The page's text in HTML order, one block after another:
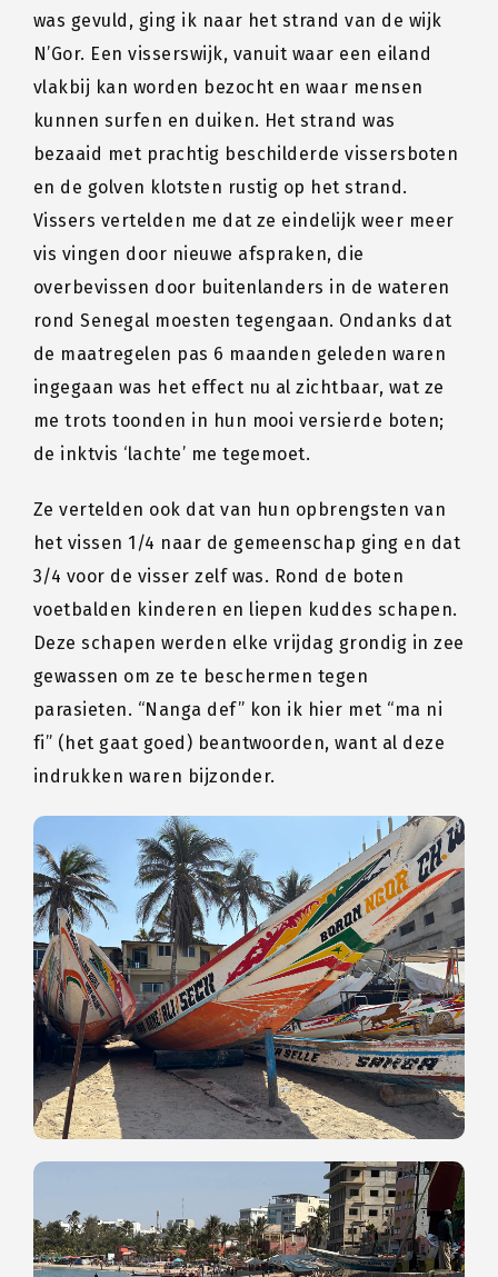
was gevuld, ging ik naar het strand van de wijk
N’Gor. Een visserswijk, vanuit waar een eiland
vlakbij kan worden bezocht en waar mensen
kunnen surfen en duiken. Het strand was
bezaaid met prachtig beschilderde vissersboten
en de golven klotsten rustig op het strand.
Vissers vertelden me dat ze eindelijk weer meer
vis vingen door nieuwe afspraken, die
overbevissen door buitenlanders in de wateren
rond Senegal moesten tegengaan. Ondanks dat
de maatregelen pas 6 maanden geleden waren
ingegaan was het effect nu al zichtbaar, wat ze
me trots toonden in hun mooi versierde boten;
de inktvis ‘lachte’ me tegemoet.
Ze vertelden ook dat van hun opbrengsten van
het vissen 1/4 naar de gemeenschap ging en dat
3/4 voor de visser zelf was. Rond de boten
voetbalden kinderen en liepen kuddes schapen.
Deze schapen werden elke vrijdag grondig in zee
gewassen om ze te beschermen tegen
parasieten. “Nanga def” kon ik hier met “ma ni
fi” (het gaat goed) beantwoorden, want al deze
indrukken waren bijzonder.